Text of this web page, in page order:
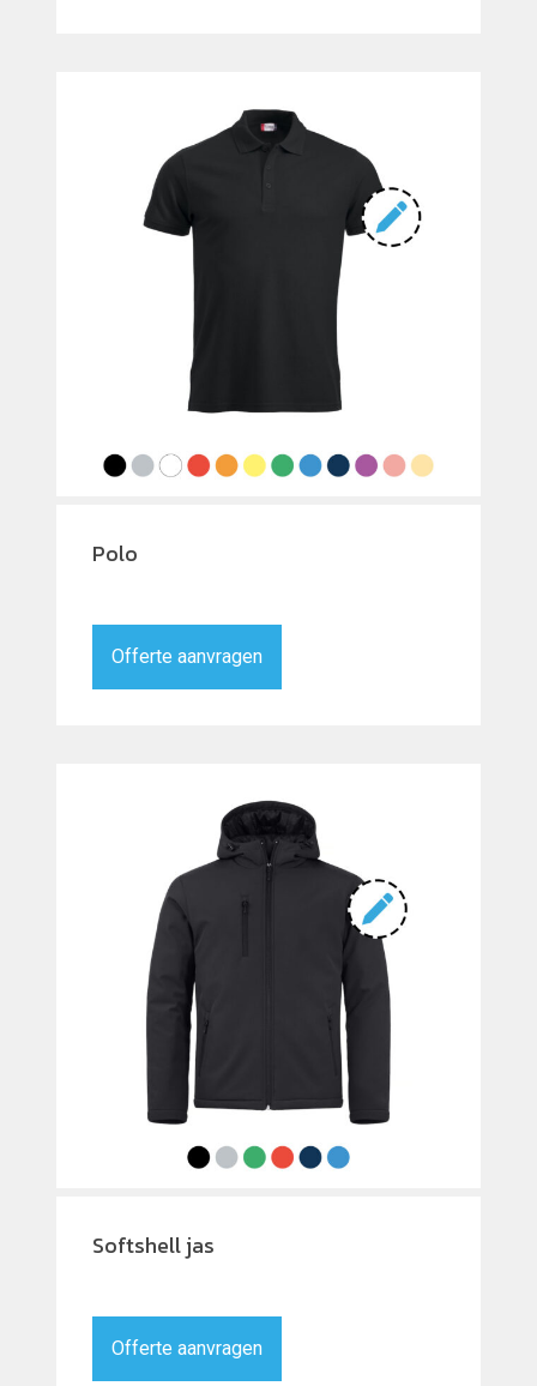
Polo
Offerte aanvragen
Softshell jas
Offerte aanvragen